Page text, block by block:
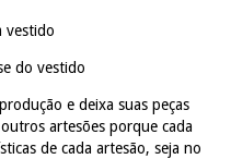
vestido
do vestido
e deixa suas peças
artesões porque cada
de cada artesão, seja no